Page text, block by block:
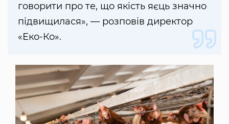
говорити про те, що якість яєць значно
підвищилася», — розповів директор
«Еко-Ко».